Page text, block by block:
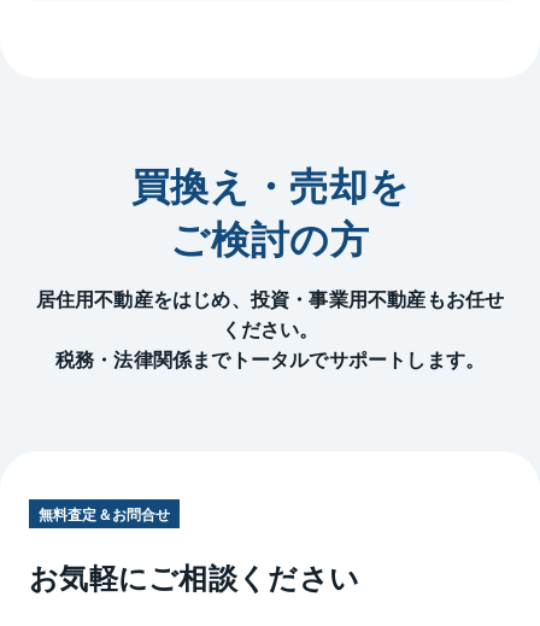
買換え・売却を
ご検討の方
居住用不動産をはじめ、投資・事業用不動産もお任せ
ください。
税務・法律関係までトータルでサポートします。
無料査定＆お問合せ
お気軽にご相談ください